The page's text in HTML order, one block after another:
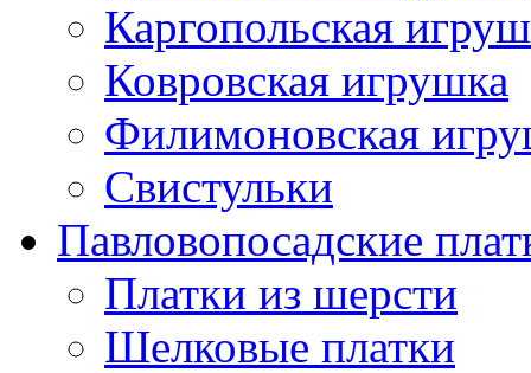
Каргопольская
Ковровская игрушка
Филимоновская
Свистульки
Павловопосадские
Платки из шерсти
Шелковые платки